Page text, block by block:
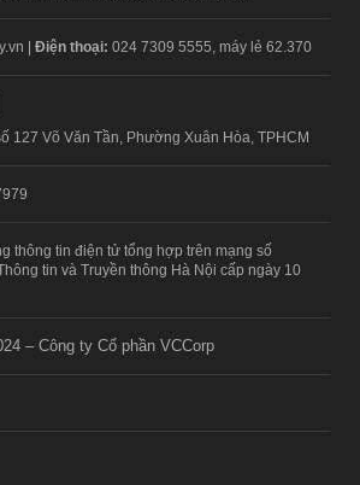
| Điện thoại: 024 7309 5555, máy lẻ 62.370
127 Võ Văn Tần, Phường Xuân Hòa, TPHCM
thông tin điện tử tổng hợp trên mạng số
tin và Truyền thông Hà Nội cấp ngày 10
– Công ty Cổ phần VCCorp